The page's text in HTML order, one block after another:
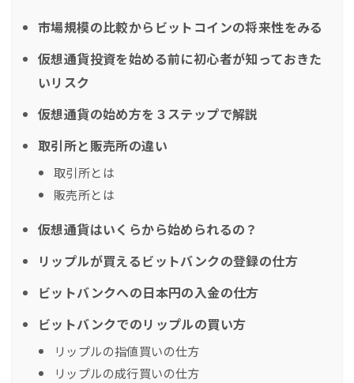
市場規模の比較からビットコインの将来性をみる
仮想通貨投資を始める前に初心者が知っておきた
いリスク
仮想通貨の始め方を３ステップで解説
取引所と販売所の違い
取引所とは
販売所とは
仮想通貨はいくらから始められるの？
リップルが買えるビットバンクの登録の仕方
ビットバンクへの日本円の入金の仕方
ビットバンクでのリップルの買い方
リップルの指値買いの仕方
リップルの成行買いの仕方